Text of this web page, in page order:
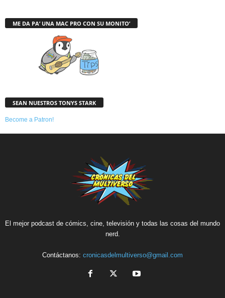
ME DA PA’ UNA MAC PRO CON SU MONITO’
SEAN NUESTROS TONYS STARK
Become a Patron!
El mejor podcast de cómics, cine, televisión y todas las cosas del mundo
nerd.
Contáctanos: cronicasdelmultiverso@gmail.com